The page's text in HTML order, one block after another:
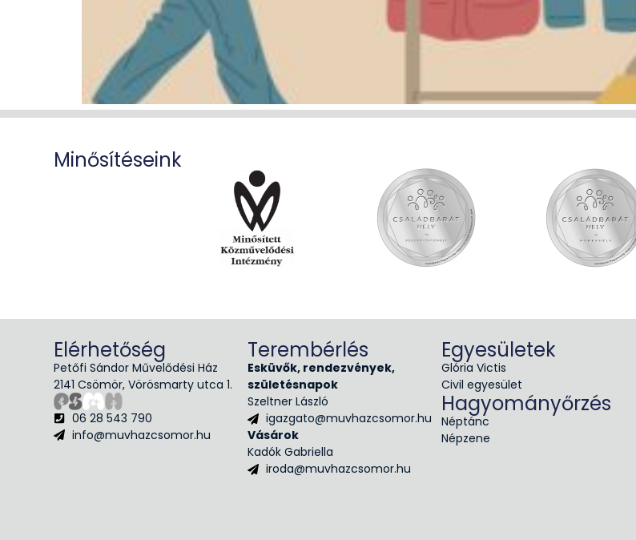
Minősítéseink
Elérhetőség
Petőfi Sándor Művelődési Ház
2141 Csömör, Vörösmarty utca 1.
06 28 543 790
info@muvhazcsomor.hu
Terembérlés
Esküvők, rendezvények,
születésnapok
Szeltner László
igazgato@muvhazcsomor.hu
Vásárok
Kadók Gabriella
iroda@muvhazcsomor.hu
Egyesületek
Glória Victis
Civil egyesület
Hagyományőrzés
Néptánc
Népzene